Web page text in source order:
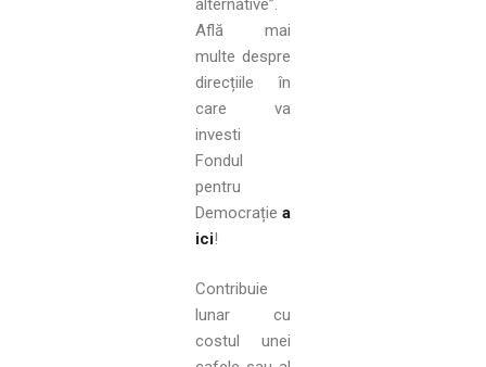
alternative”.
Află mai
multe despre
direcțiile în
care va
investi
Fondul
pentru
Democrație a
ici!
Contribuie
lunar cu
costul unei